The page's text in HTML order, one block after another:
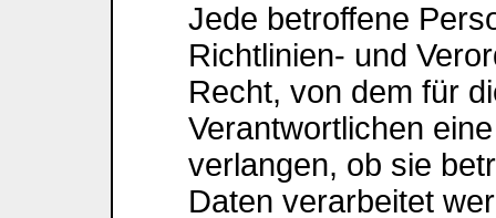
Jede betroffene
Richtlinien- und
Recht, von dem für
Verantwortlichen
verlangen, ob sie
Daten verarbeitet